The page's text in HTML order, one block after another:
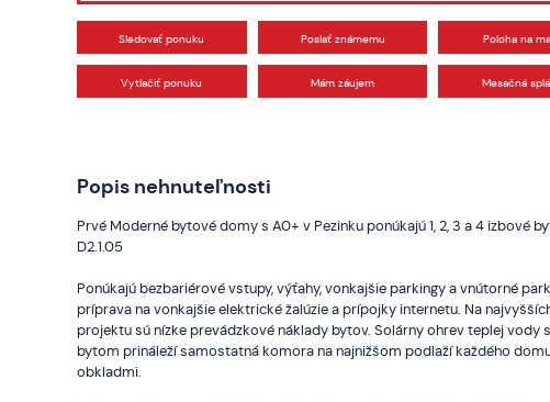
Sledovať ponuku Poslať známemu Poloha na
Vytlačiť ponuku Mám záujem Mesačná
Popis nehnuteľnosti
Prvé Moderné bytové domy s A0+ v Pezinku ponúkajú 1, 2, 3 a 4 izbové
D2.1.05
Ponúkajú bezbariérové vstupy, výťahy, vonkajšie parkingy a vnútorné
príprava na vonkajšie elektrické žalúzie a prípojky internetu. Na
projektu sú nízke prevádzkové náklady bytov. Solárny ohrev teplej
bytom prináleží samostatná komora na najnižšom podlaží každého
obkladmi.